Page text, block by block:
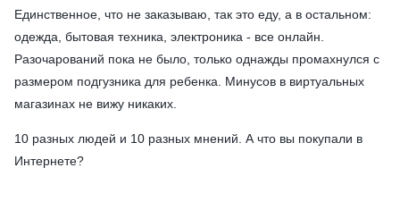
Единственное, что не заказываю, так это еду, а в остальном:
одежда, бытовая техника, электроника - все онлайн.
Разочарований пока не было, только однажды промахнулся с
размером подгузника для ребенка. Минусов в виртуальных
магазинах не вижу никаких.
10 разных людей и 10 разных мнений. А что вы покупали в
Интернете?